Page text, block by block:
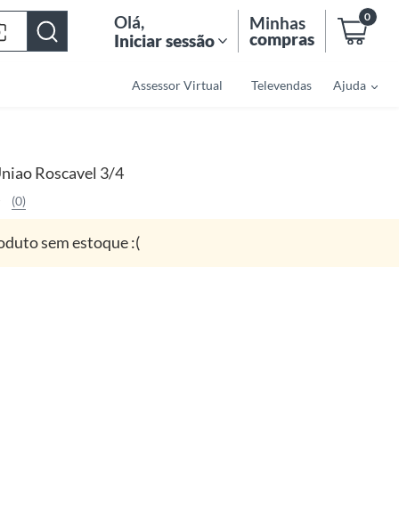
Olá,
Iniciar sessão
Minhas
compras
0
Assessor Virtual Televendas Ajuda
Roscavel 3/4
(0)
sem estoque :(